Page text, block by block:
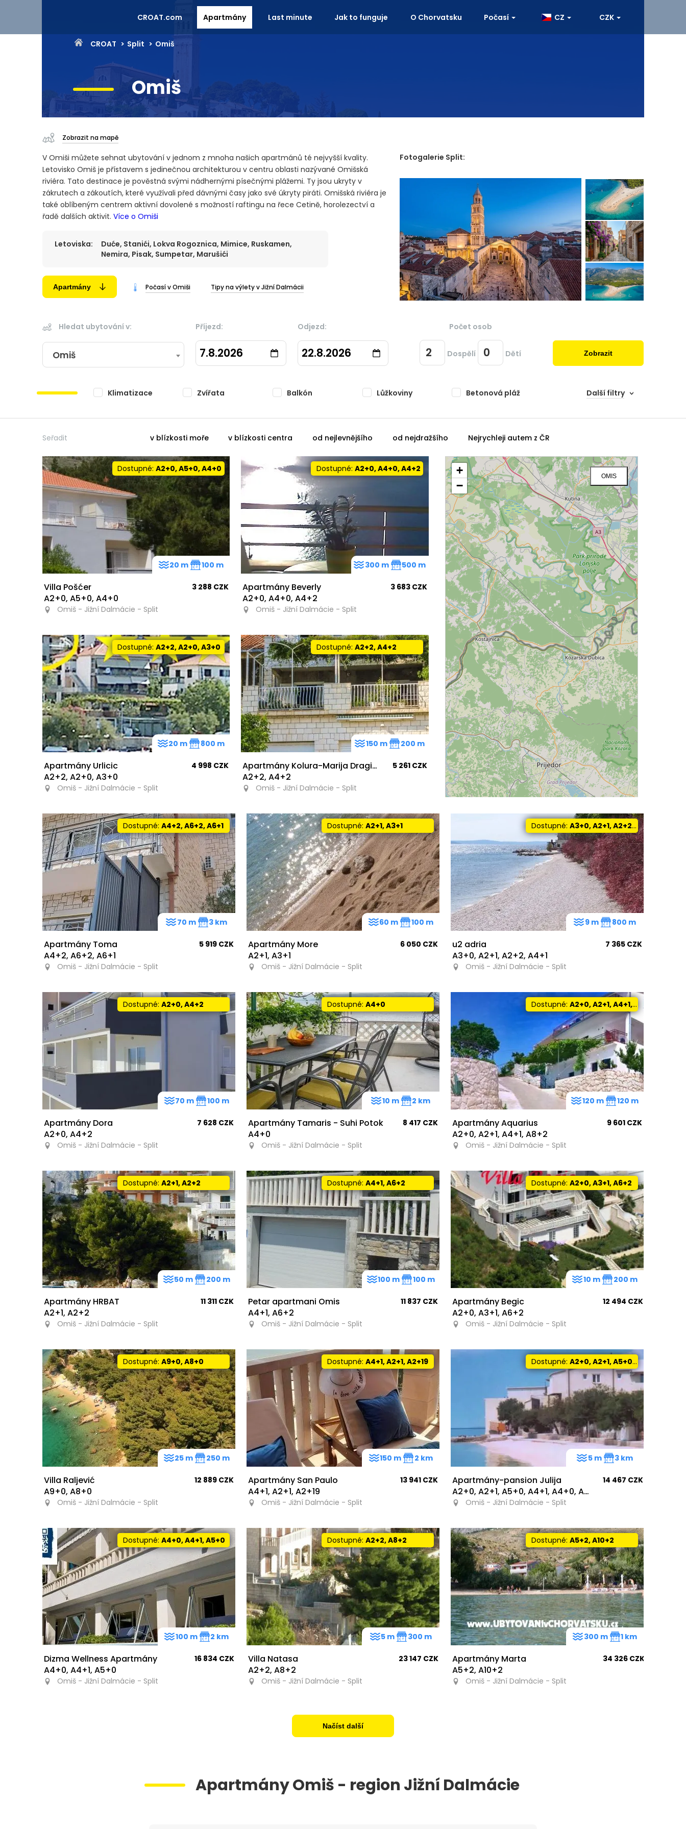
CROAT.com Apartmány Last minute Jak to funguje O Chorvatsku Počasí CZ CZK
CROAT Split Omiš
Omiš
Zobrazit na mapě
V Omiši můžete sehnat ubytování v jednom z mnoha našich apartmánů té nejvyšší kvality.
Letovisko Omiš je přístavem s jedinečnou architekturou v centru oblasti nazývané Omišská
riviéra. Tato destinace je pověstná svými nádhernými písečnými plážemi. Ty jsou ukryty v
zákrutech a zákoutích, které využívali před dávnými časy jako své úkryty piráti. Omišská riviéra je
také oblíbeným centrem aktivní dovolené s možností raftingu na řece Cetině, horolezectví a
řadě dalších aktivit. Více o Omiši
Letoviska:
Duće, Stanići, Lokva Rogoznica, Mimice, Ruskamen,
Nemira, Pisak, Sumpetar, Marušići
Apartmány Počasí v Omiši Tipy na výlety v Jižní Dalmácii
Fotogalerie Split:
Hledat ubytování v:
Omiš
Příjezd:
7.8.2026
Odjezd:
22.8.2026
Počet osob
Dospělí Dětí Zobrazit
Klimatizace Zvířata Balkón Lůžkoviny Betonová pláž Další filtry
Seřadit v blízkosti moře v blízkosti centra od nejlevnějšího od nejdražšího Nejrychleji autem z ČR
35
152
+
−
OMIS
Dostupné:A2+0, A5+0, A4+0
Villa Pošćer
A2+0, A5+0, A4+0
3 288 CZK
Omiš - Jižní Dalmácie - Split
20 m 100 m
Dostupné: A2+0, A4+0, A4+2
Apartmány Beverly
A2+0, A4+0, A4+2
3 683 CZK
Omiš - Jižní Dalmácie - Split
300 m 500 m
Dostupné:A2+2, A2+0, A3+0
Apartmány Urlicic
A2+2, A2+0, A3+0
4 998 CZK
Omiš - Jižní Dalmácie - Split
20 m 800 m
Dostupné: A2+2, A4+2
Apartmány Kolura-Marija Dragičević
A2+2, A4+2
5 261 CZK
Omiš - Jižní Dalmácie - Split
150 m 200 m
Dostupné:A4+2, A6+2, A6+1
Apartmány Toma
A4+2, A6+2, A6+1
5 919 CZK
Omiš - Jižní Dalmácie - Split
70 m 3 km
Dostupné:A2+1, A3+1
Apartmány More
A2+1, A3+1
6 050 CZK
Omiš - Jižní Dalmácie - Split
60 m 100 m
Dostupné:A3+0, A2+1, A2+2, A4+1
u2 adria
A3+0, A2+1, A2+2, A4+1
7 365 CZK
Omiš - Jižní Dalmácie - Split
9 m 800 m
Dostupné:A2+0, A4+2
Apartmány Dora
A2+0, A4+2
7 628 CZK
Omiš - Jižní Dalmácie - Split
70 m 100 m
Dostupné:A4+0
Apartmány Tamaris - Suhi Potok
A4+0
8 417 CZK
Omiš - Jižní Dalmácie - Split
10 m 2 km
Dostupné:A2+0, A2+1, A4+1, A8+2
Apartmány Aquarius
A2+0, A2+1, A4+1, A8+2
9 601 CZK
Omiš - Jižní Dalmácie - Split
120 m 120 m
Dostupné:A2+1, A2+2
Apartmány HRBAT
A2+1, A2+2
11 311 CZK
Omiš - Jižní Dalmácie - Split
50 m 200 m
Dostupné:A4+1, A6+2
Petar apartmani Omis
A4+1, A6+2
11 837 CZK
Omiš - Jižní Dalmácie - Split
100 m 100 m
Dostupné:A2+0, A3+1, A6+2
Apartmány Begic
A2+0, A3+1, A6+2
12 494 CZK
Omiš - Jižní Dalmácie - Split
10 m 200 m
Dostupné:A9+0, A8+0
Villa Raljević
A9+0, A8+0
12 889 CZK
Omiš - Jižní Dalmácie - Split
25 m 250 m
Dostupné:A4+1, A2+1, A2+19
Apartmány San Paulo
A4+1, A2+1, A2+19
13 941 CZK
Omiš - Jižní Dalmácie - Split
150 m 2 km
Dostupné:A2+0, A2+1, A5+0, A4+1, A4+0, A5+1, A6+2
Apartmány-pansion Julija
A2+0, A2+1, A5+0, A4+1, A4+0, A5+1, A6+2
14 467 CZK
Omiš - Jižní Dalmácie - Split
5 m 3 km
Dostupné:A4+0, A4+1, A5+0
Dizma Wellness Apartmány
A4+0, A4+1, A5+0
16 834 CZK
Omiš - Jižní Dalmácie - Split
100 m 2 km
Dostupné:A2+2, A8+2
Villa Natasa
A2+2, A8+2
23 147 CZK
Omiš - Jižní Dalmácie - Split
5 m 300 m
Dostupné:A5+2, A10+2
Apartmány Marta
A5+2, A10+2
34 326 CZK
Omiš - Jižní Dalmácie - Split
300 m 1 km
Načíst další
Apartmány Omiš - region Jižní Dalmácie